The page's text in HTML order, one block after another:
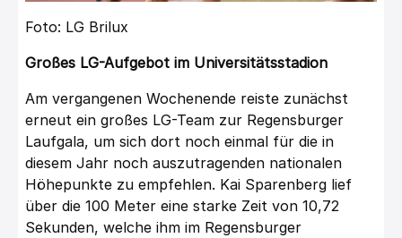
Foto: LG Brilux
Großes LG-Aufgebot im Universitätsstadion
Am vergangenen Wochenende reiste zunächst
erneut ein großes LG-Team zur Regensburger
Laufgala, um sich dort noch einmal für die in
diesem Jahr noch auszutragenden nationalen
Höhepunkte zu empfehlen. Kai Sparenberg lief
über die 100 Meter eine starke Zeit von 10,72
Sekunden, welche ihm im Regensburger